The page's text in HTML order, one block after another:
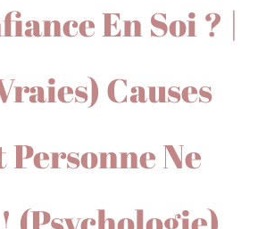
En Soi ? |
Causes
Ne